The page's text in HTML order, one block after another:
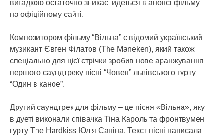
вигадкою остаточно зникає, йдеться в анонсі фільму
на офіційному сайті.
Композитором фільму “Вільна” є відомий український
музикант Євген Філатов (The Maneken), який також
спеціально для цієї стрічки зробив нове аранжування
першого саундтреку пісні “Човен” львівського гурту
“Один в каное”.
Другий саундтрек для фільму – це пісня «Вільна», яку
в дуеті виконали співачка Тіна Кароль та фронтвумен
гурту The Hardkiss Юлія Саніна. Текст пісні написала